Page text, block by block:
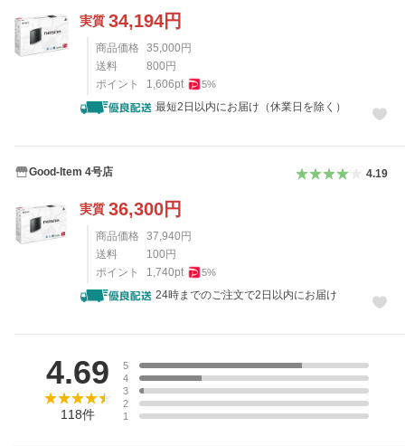
実質 34,194円
商品価格 35,000 円
送料
800 円
ポイント
1,606pt 5%
最短2日以内にお届け（休業日を除く）
Good-Item 4号店 4.19
実質 36,300円
商品価格 37,940 円
送料
100 円
ポイント
1,740pt 5%
24時までのご注文で2日以内にお届け
4.69
118件
5
4
3
2
1